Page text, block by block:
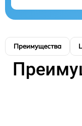
Преимущества